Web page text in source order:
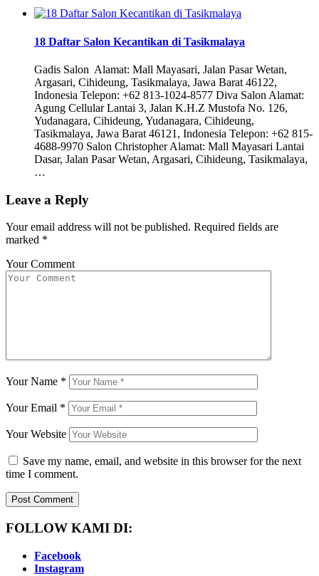
18 Daftar Salon Kecantikan di Tasikmalaya
Gadis Salon Alamat: Mall Mayasari, Jalan Pasar Wetan,
Argasari, Cihideung, Tasikmalaya, Jawa Barat 46122,
Indonesia Telepon: +62 813-1024-8577 Diva Salon Alamat:
Agung Cellular Lantai 3, Jalan K.H.Z Mustofa No. 126,
Yudanagara, Cihideung, Yudanagara, Cihideung,
Tasikmalaya, Jawa Barat 46121, Indonesia Telepon: +62 815-
4688-9970 Salon Christopher Alamat: Mall Mayasari Lantai
Dasar, Jalan Pasar Wetan, Argasari, Cihideung, Tasikmalaya,
…
Leave a Reply
Your email address will not be published. Required fields are
marked *
Your Comment
Your Name *
Your Email *
Your Website
Save my name, email, and website in this browser for the next
time I comment.
FOLLOW KAMI DI:
Facebook
Instagram